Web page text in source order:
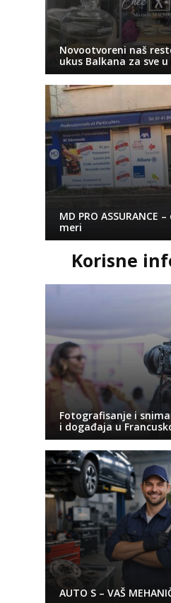
Novootvoreni naš
ukus Balkana za sve
MD PRO ASSURANCE
meri
Korisne
Fotografisanje i
i događaja u
AUTO S – VAŠ